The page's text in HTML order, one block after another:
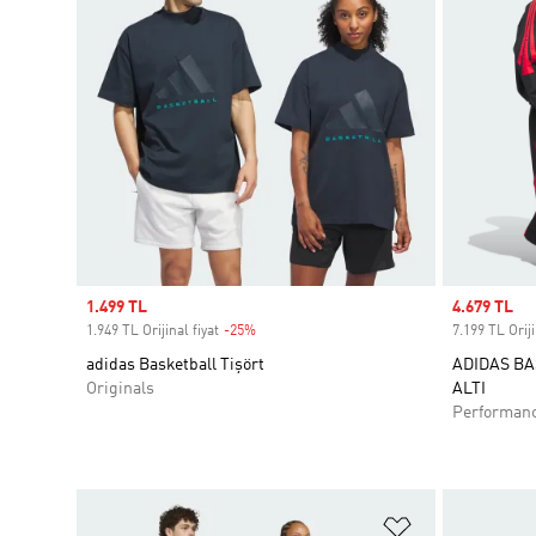
Sale price
1.499 TL
1.949 TL Orijinal fiyat -25%
adidas Basketball Tişört
Originals
Sale price
4.679 TL
7.199 TL
ADIDAS
ALTI